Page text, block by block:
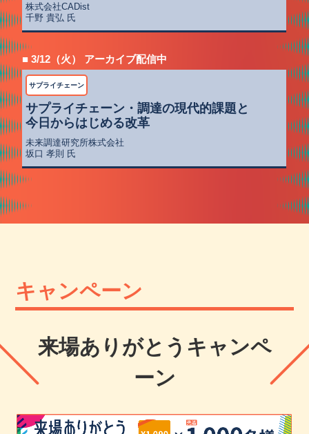
株式会社CADist
千野 貴弘 氏
■ 3/12（火） アーカイブ配信中
サプライチェーン
サプライチェーン・調達の現代的課題と
今日からはじめる改革
未来調達研究所株式会社
坂口 孝則 氏
キャンペーン
来場ありがとうキャンペ
ーン